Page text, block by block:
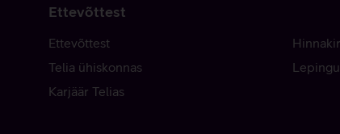
Ettevõttest
Ettevõttest
Telia ühiskonnas
Karjäär Telias